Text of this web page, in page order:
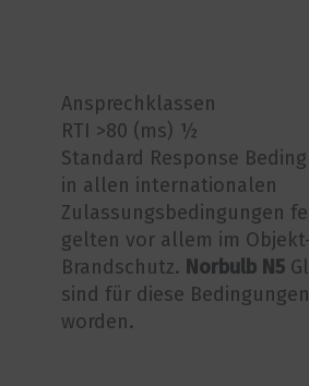
Ansprechklassen
RTI >80 (ms) ½
Standard Response
in allen internationalen
Zulassungsbedingungen
gelten vor allem im
Brandschutz. Norbulb N5
sind für diese
worden.